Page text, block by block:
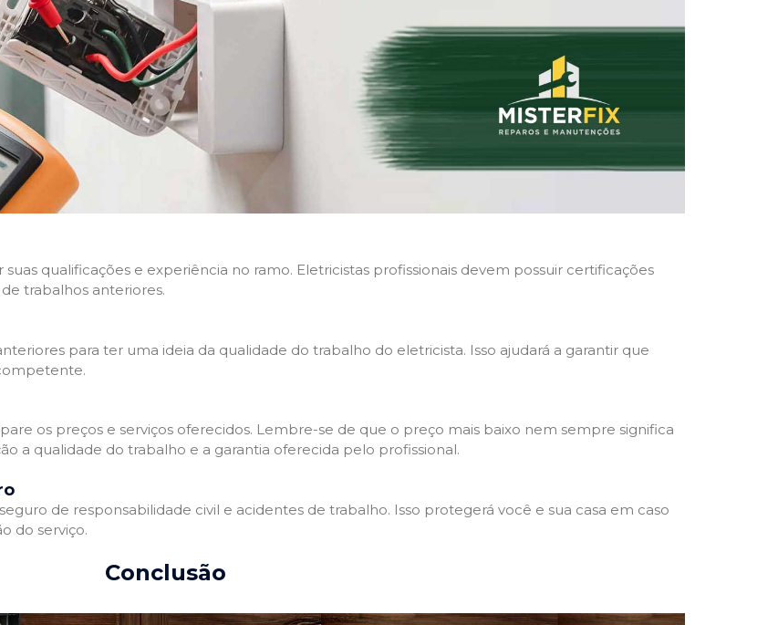
qualificações e experiência no ramo. Eletricistas profissionais devem possuir certificações
trabalhos anteriores.
para ter uma ideia da qualidade do trabalho do eletricista. Isso ajudará a garantir que
os preços e serviços oferecidos. Lembre-se de que o preço mais baixo nem sempre significa
a qualidade do trabalho e a garantia oferecida pelo profissional.
de responsabilidade civil e acidentes de trabalho. Isso protegerá você e sua casa em caso
do serviço.
Conclusão